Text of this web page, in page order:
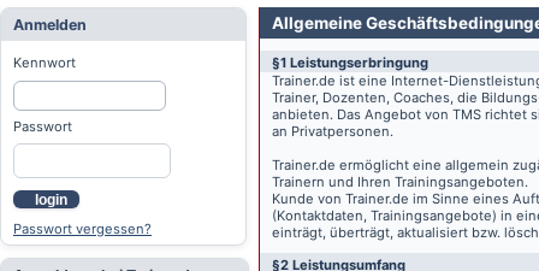
Anmelden
Kennwort
Passwort
login
Passwort vergessen?
Allgemeine
§1 Leistungserbringung
Trainer.de ist eine Internet-
Trainer, Dozenten, Coaches, die
anbieten. Das Angebot von TMS richtet
an Privatpersonen.
Trainer.de ermöglicht eine allgemein
Trainern und Ihren Trainingsangeboten.
Kunde von Trainer.de im Sinne eines
(Kontaktdaten, Trainingsangebote) in
einträgt, überträgt, aktualisiert bzw.
§2 Leistungsumfang